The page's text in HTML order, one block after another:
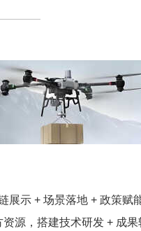
展示 + 场景落地 + 政策赋
源，搭建技术研发 + 成